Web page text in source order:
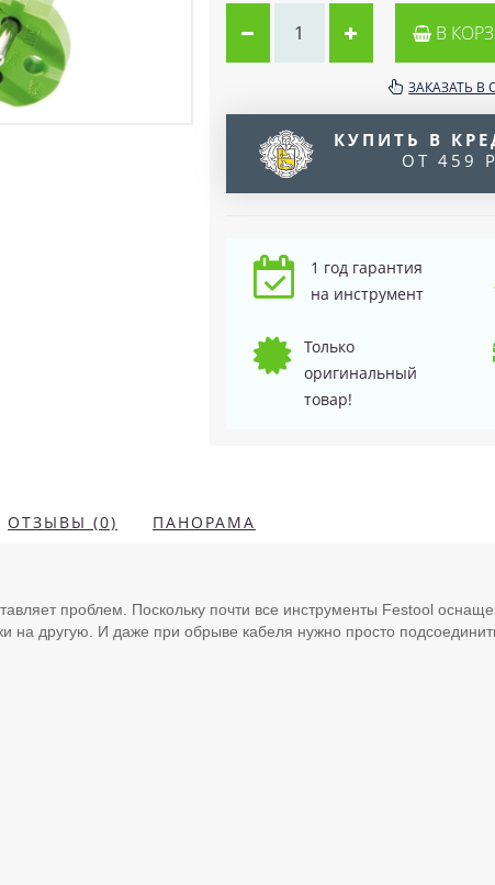
В
ЗАКАЗАТЬ В
КУПИТЬ В
ОТ 459
1 год гарантия
на инструмент
Только
оригинальный
товар!
ОТЗЫВЫ (0) ПАНОРАМА
проблем. Поскольку почти все инструменты Festool
на другую. И даже при обрыве кабеля нужно просто